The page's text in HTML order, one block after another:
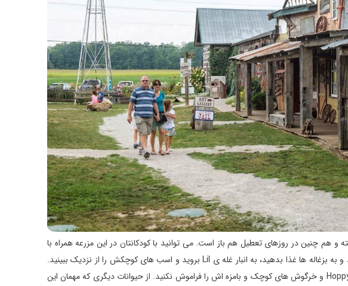
شبیه به یک باغ وحش و هزارتو است، هر 7 روز هفته و هم چنین در روزهای تعطیل هم باز است. می توانید با کودکانتان در این مزرعه همراه با
حیوانات اوقات بسیار شیرینی را تجربه کنید؛ به خانه ی Billy بروید و به بزغاله ها غذا بدهید، به انبار غله ی Lil بروید و اسب های کوچکش را از نزدیک ببینید.
منطقه ی آبی مزرعه را برای تماشا و غذا دادن به اردک ها یا Hoppy Ville و خرگوش های کوچک و بامزه اش را فراموش نکنید. از حیوانات دیگری که مهمان این